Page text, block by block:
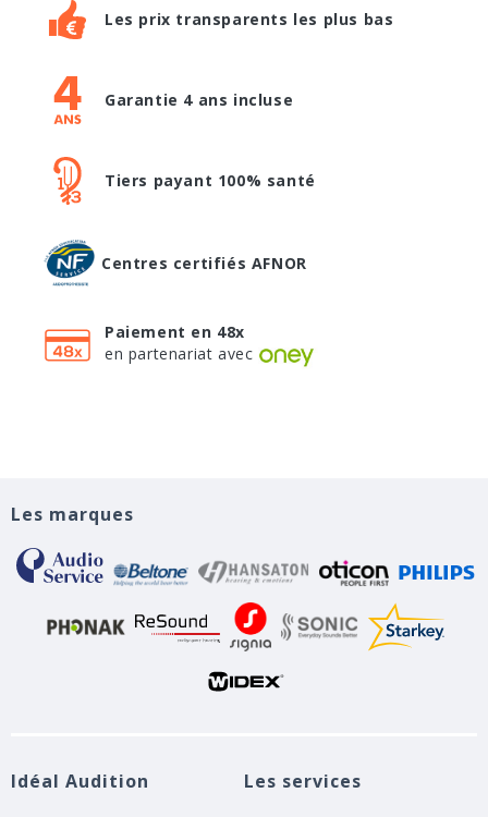
Les prix transparents les plus bas
Garantie 4 ans incluse
Tiers payant 100% santé
Centres certifiés AFNOR
Paiement en 48x
en partenariat avec
Les marques
Idéal Audition Les services